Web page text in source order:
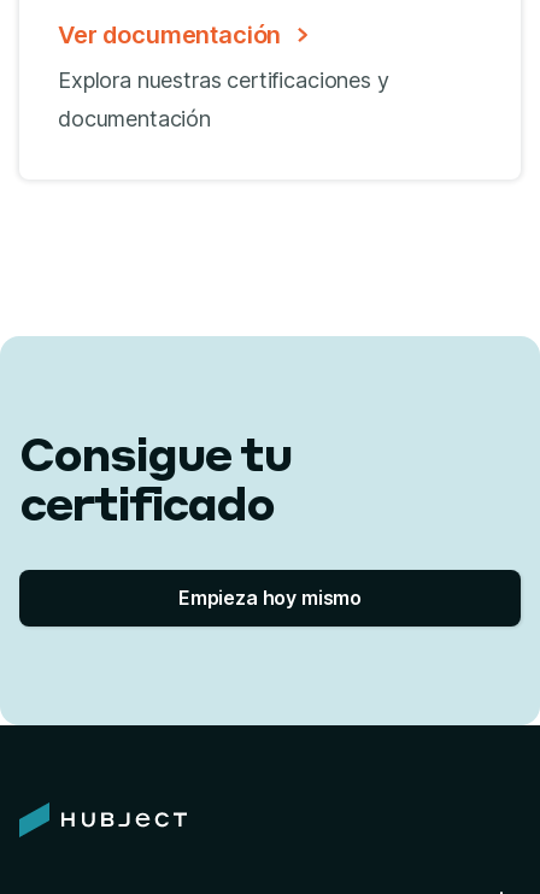
Ver documentación
Explora nuestras certificaciones y
documentación
Consigue tu
certificado
Empieza hoy mismo